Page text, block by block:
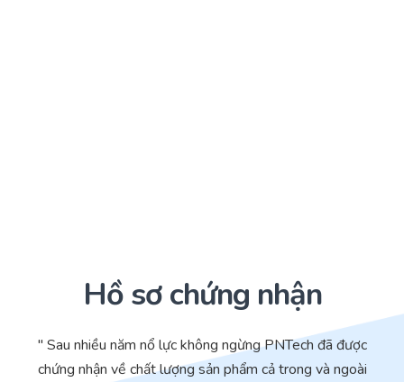
Hồ sơ chứng nhận
" Sau nhiều năm nổ lực không ngừng PNTech đã được
chứng nhận về chất lượng sản phẩm cả trong và ngoài